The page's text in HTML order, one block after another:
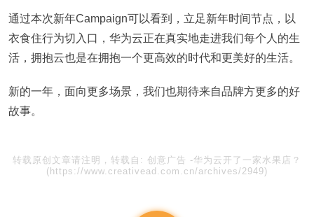
通过本次新年Campaign可以看到，立足新年时间节点，以
衣食住行为切入口，华为云正在真实地走进我们每个人的生
活，拥抱云也是在拥抱一个更高效的时代和更美好的生活。
新的一年，面向更多场景，我们也期待来自品牌方更多的好
故事。
转载原创文章请注明，转载自: 创意广告 -​华为云开了一家水果店？
(https://www.creativead.com.cn/archives/2949)